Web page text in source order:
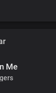
Me